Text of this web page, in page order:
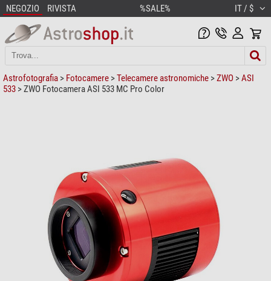
NEGOZIO RIVISTA %SALE% IT / $
Astrofotografia > Fotocamere >Telecamere astronomiche >ZWO >ASI
533 > ZWO Fotocamera ASI 533 MC Pro Color